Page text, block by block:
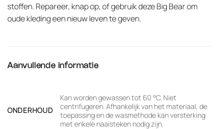
stoffen. Repareer, knap op, of gebruik deze Big Bear om
oude kleding een nieuw leven te geven.
Aanvullende informatie
ONDERHOUD
Kan worden gewassen tot 60 °C. Niet
centrifugeren. Afhankelijk van het materiaal, de
toepassing en de wasmethode kan versterking
met enkele naaisteken nodig zijn.